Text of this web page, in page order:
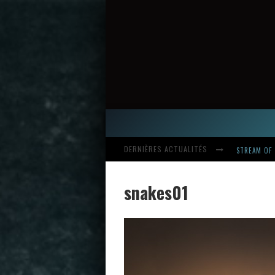
DERNIÈRES ACTUALITÉS STREAM
snakes01